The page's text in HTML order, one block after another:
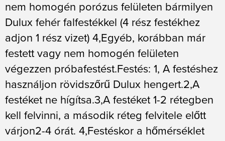
nem homogén porózus felületen bármilyen
Dulux fehér falfestékkel (4 rész festékhez
adjon 1 rész vizet) 4,Egyéb, korábban már
festett vagy nem homogén felületen
végezzen próbafestést.Festés: 1, A festéshez
használjon rövidszőrű Dulux hengert.2,A
festéket ne hígítsa.3,A festéket 1-2 rétegben
kell felvinni, a második réteg felvitele előtt
várjon2-4 órát. 4,Festéskor a hőmérséklet